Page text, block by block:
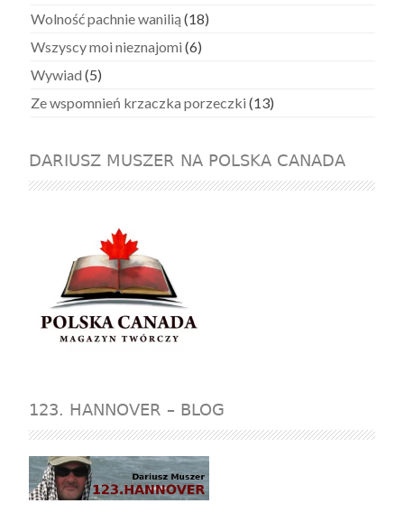
Wolność pachnie wanilią (18)
Wszyscy moi nieznajomi (6)
Wywiad (5)
Ze wspomnień krzaczka porzeczki (13)
DARIUSZ MUSZER NA POLSKA CANADA
123. HANNOVER – BLOG